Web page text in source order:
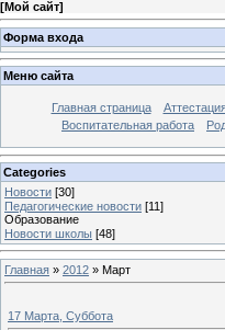
[Мой сайт]
Форма входа
Меню сайта
Главная страница
Воспитательная работа
Categories
Новости [30]
Педагогические новости [11]
Образование
Новости школы [48]
Главная » 2012 » Март
17 Марта, Суббота